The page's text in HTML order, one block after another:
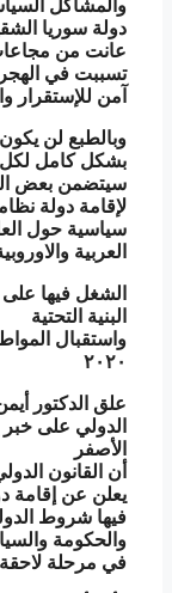
والمشاكل
دولة سوريا
عانت من
تسببت في
آمن للإستقرار
وبالطبع لن
بشكل كامل لكل
سيتضمن بعض
لإقامة دولة
سياسية حول
العربية
الشغل فيها
البنية التحتية
واستقبال
٢٠٢٠
علق الدكتور
الدولي على
الأصفر
أن القانون
يعلن عن إقامة
فيها شروط
والحكومة
في مرحلة